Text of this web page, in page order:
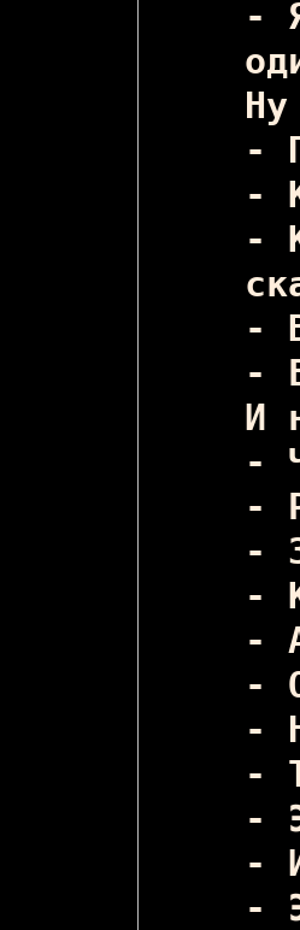
-
-
-
-
-
-
И
-
-
-
-
-
-
-
-
-
-
-